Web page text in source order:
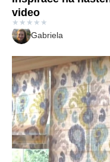
video
★ ★ ★ ★ ★
Gabriela